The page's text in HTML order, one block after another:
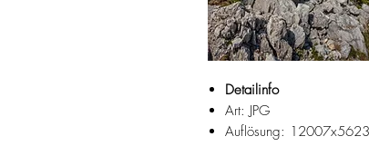
Detailinfo
Art: JPG
Auflösung: